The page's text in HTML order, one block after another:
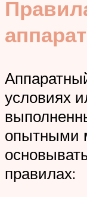
условиях
опытными
правилах: